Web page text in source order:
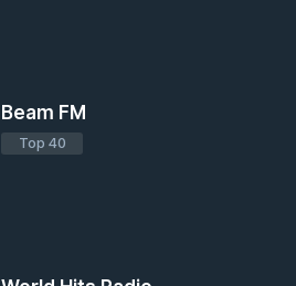
Beam FM
Top 40